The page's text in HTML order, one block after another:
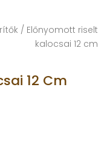
/ Előnyomott riselt
kalocsai 12 cm
12 Cm